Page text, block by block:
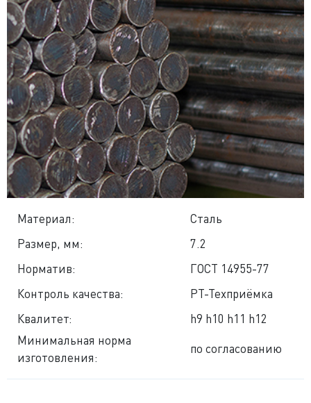
Материал:
Сталь
Размер, мм:
7.2
Норматив:
ГОСТ 14955-77
Контроль качества:
РТ-Техприёмка
Квалитет:
h9 h10 h11 h12
Минимальная норма
изготовления:
по согласованию